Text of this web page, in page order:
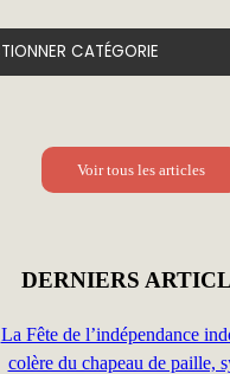
Voir tous les articles
DERNIERS
La Fête de l’indépendance
colère du chapeau de paille,